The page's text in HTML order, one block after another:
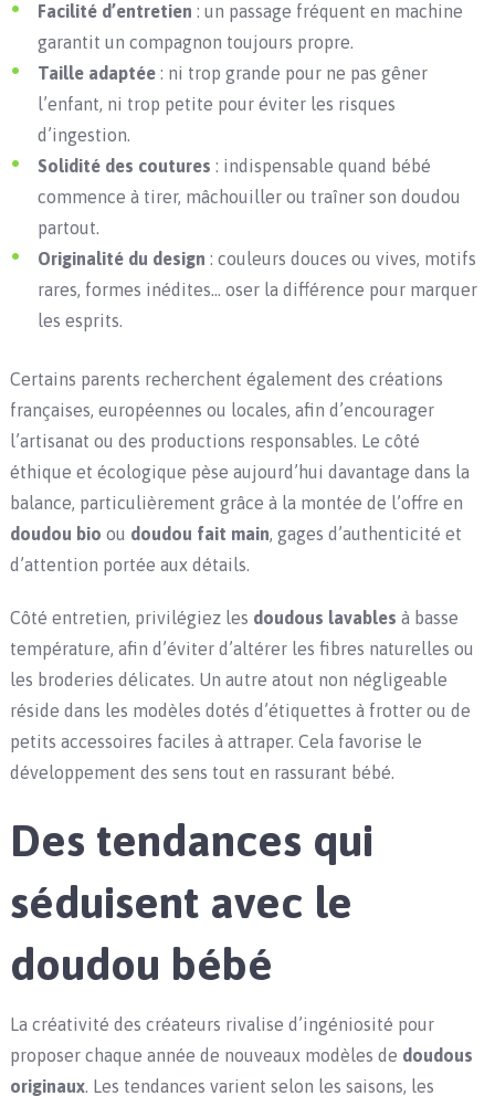
Facilité d’entretien : un passage fréquent en machine
garantit un compagnon toujours propre.
Taille adaptée: ni trop grande pour ne pas gêner
l’enfant, ni trop petite pour éviter les risques
d’ingestion.
Solidité des coutures : indispensable quand bébé
commence à tirer, mâchouiller ou traîner son doudou
partout.
Originalité du design : couleurs douces ou vives, motifs
rares, formes inédites… oser la différence pour marquer
les esprits.
Certains parents recherchent également des créations
françaises, européennes ou locales, afin d’encourager
l’artisanat ou des productions responsables. Le côté
éthique et écologique pèse aujourd’hui davantage dans la
balance, particulièrement grâce à la montée de l’offre en
doudou bio ou doudou fait main, gages d’authenticité et
d’attention portée aux détails.
Côté entretien, privilégiez les doudous lavables à basse
température, afin d’éviter d’altérer les fibres naturelles ou
les broderies délicates. Un autre atout non négligeable
réside dans les modèles dotés d’étiquettes à frotter ou de
petits accessoires faciles à attraper. Cela favorise le
développement des sens tout en rassurant bébé.
Des tendances qui
séduisent avec le
doudou bébé
La créativité des créateurs rivalise d’ingéniosité pour
proposer chaque année de nouveaux modèles de doudous
originaux. Les tendances varient selon les saisons, les